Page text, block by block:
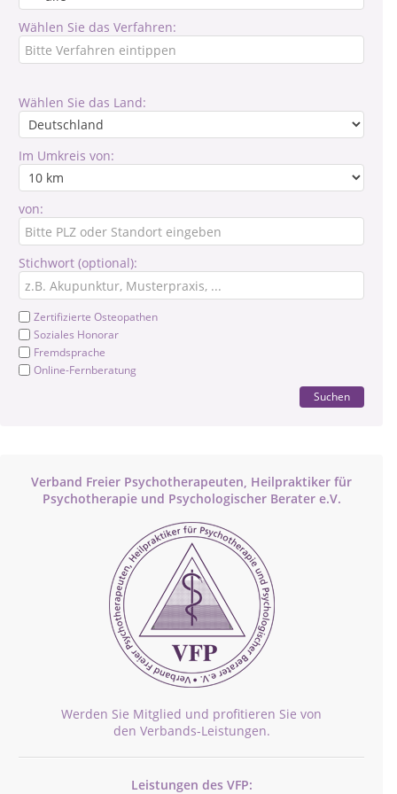
Wählen Sie das Verfahren:
Wählen Sie das Land:
Im Umkreis von:
von:
Stichwort (optional):
Zertifizierte Osteopathen
Soziales Honorar
Fremdsprache
Online-Fernberatung
Suchen
Verband Freier Psychotherapeuten, Heilpraktiker für
Psychotherapie und Psychologischer Berater e.V.
Werden Sie Mitglied und profitieren Sie von
den Verbands-Leistungen.
Leistungen des VFP: